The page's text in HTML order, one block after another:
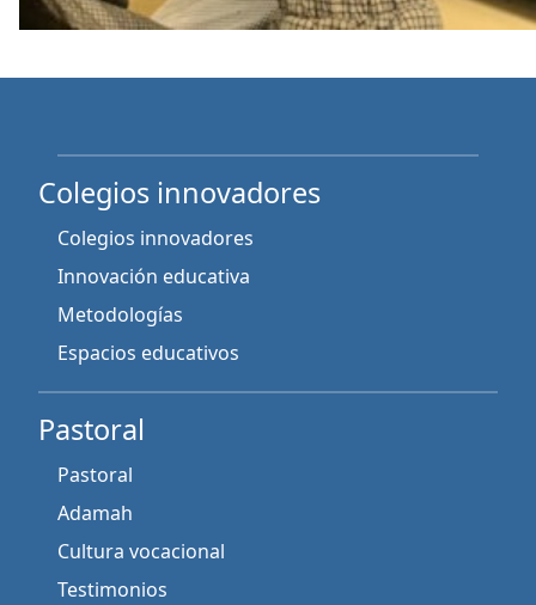
Colegios innovadores
Colegios innovadores
Innovación educativa
Metodologías
Espacios educativos
Pastoral
Pastoral
Adamah
Cultura vocacional
Testimonios